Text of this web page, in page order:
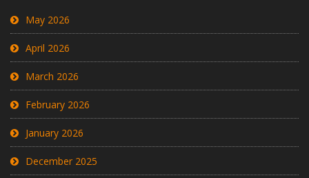
May 2026
April 2026
March 2026
February 2026
January 2026
December 2025